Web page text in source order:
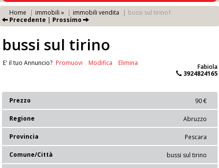
Home immobili » immobili vendita
bussi sul tirino1
Precedente | Prossimo
bussi sul tirino
Fabiola
3924824165
E' il tuo Annuncio? Promuovi Modifica Elimina
90 €
Prezzo
Abruzzo
Regione
Pescara
Provincia
bussi sul tirino
Comune/Città